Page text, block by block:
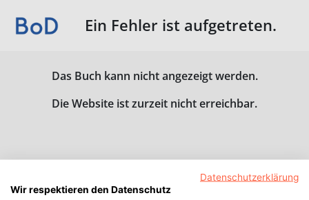
Ein Fehler ist aufgetreten.
Das Buch kann nicht angezeigt werden.
Die Website ist zurzeit nicht erreichbar.
Datenschutzerklärung
Wir respektieren den Datenschutz